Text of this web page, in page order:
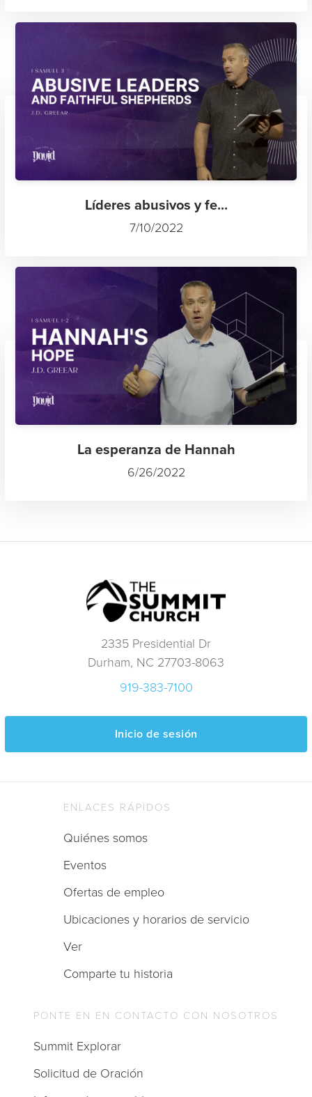
Líderes abusivos y fe...
7/10/2022
La esperanza de Hannah
6/26/2022
2335 Presidential Dr
Durham, NC 27703-8063
919-383-7100
Inicio de sesión
ENLACES RÁPIDOS
Quiénes somos
Eventos
Ofertas de empleo
Ubicaciones y horarios de servicio
Ver
Comparte tu historia
PONTE EN EN CONTACTO CON NOSOTROS
Summit Explorar
Solicitud de Oración